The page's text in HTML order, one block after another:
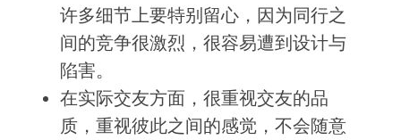
许多细节上要特别留心，因为同行之
间的竞争很激烈，很容易遭到设计与
陷害。
在实际交友方面，很重视交友的品
质，重视彼此之间的感觉，不会随意